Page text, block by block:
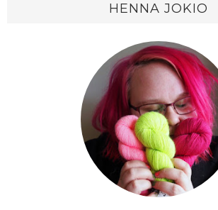
HENNA JOKIO